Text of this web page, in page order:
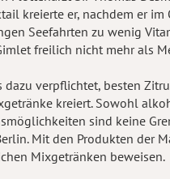
kreierte er, nachdem er
Seefahrten zu wenig
freilich nicht mehr als
dazu verpflichtet, besten
kreiert. Sowohl
sind keine
Mit den Produkten der
Mixgetränken beweisen.